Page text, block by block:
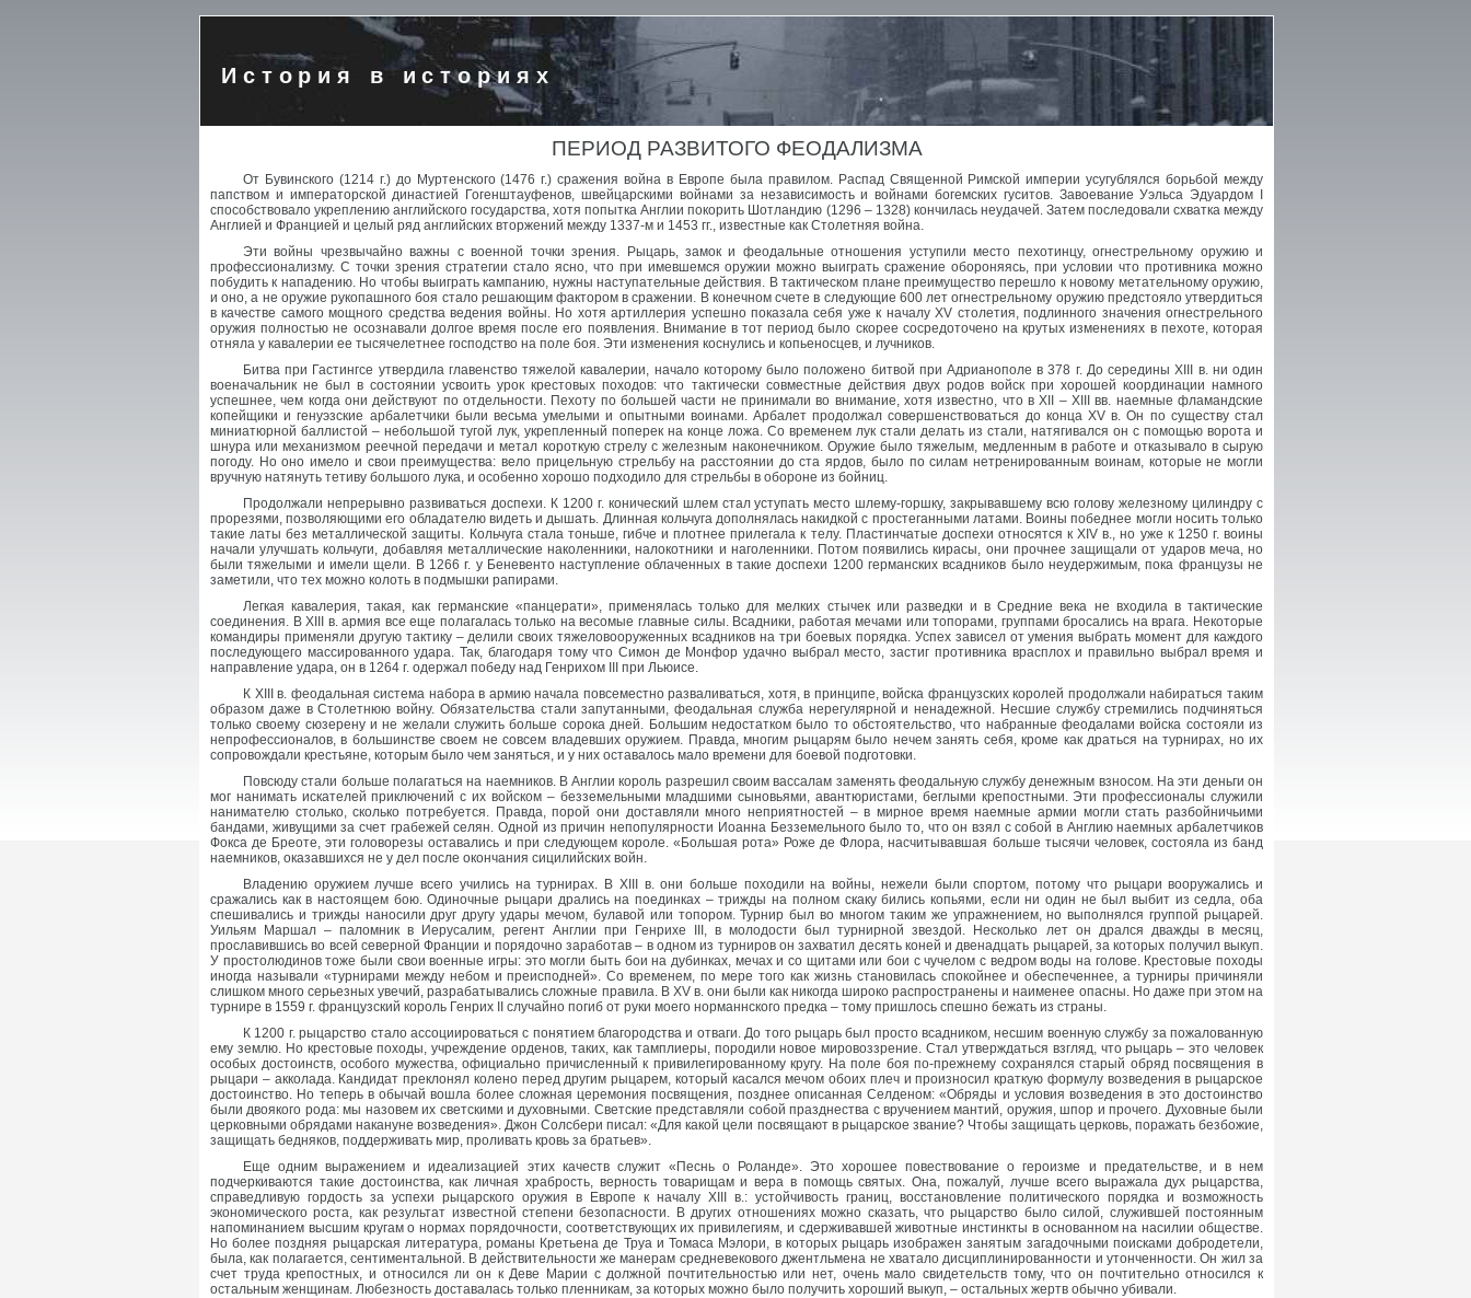
История в историях
ПЕРИОД РАЗВИТОГО ФЕОДАЛИЗМА
От Бувинского (1214 г.) до Муртенского (1476 г.) сражения война в Европе была правилом. Распад Священной Римской империи усугублялся борьбой между
папством и императорской династией Гогенштауфенов, швейцарскими войнами за независимость и войнами богемских гуситов. Завоевание Уэльса Эдуардом I
способствовало укреплению английского государства, хотя попытка Англии покорить Шотландию (1296 – 1328) кончилась неудачей. Затем последовали схватка между
Англией и Францией и целый ряд английских вторжений между 1337-м и 1453 гг., известные как Столетняя война.
Эти войны чрезвычайно важны с военной точки зрения. Рыцарь, замок и феодальные отношения уступили место пехотинцу, огнестрельному оружию и
профессионализму. С точки зрения стратегии стало ясно, что при имевшемся оружии можно выиграть сражение обороняясь, при условии что противника можно
побудить к нападению. Но чтобы выиграть кампанию, нужны наступательные действия. В тактическом плане преимущество перешло к новому метательному оружию,
и оно, а не оружие рукопашного боя стало решающим фактором в сражении. В конечном счете в следующие 600 лет огнестрельному оружию предстояло утвердиться
в качестве самого мощного средства ведения войны. Но хотя артиллерия успешно показала себя уже к началу XV столетия, подлинного значения огнестрельного
оружия полностью не осознавали долгое время после его появления. Внимание в тот период было скорее сосредоточено на крутых изменениях в пехоте, которая
отняла у кавалерии ее тысячелетнее господство на поле боя. Эти изменения коснулись и копьеносцев, и лучников.
Битва при Гастингсе утвердила главенство тяжелой кавалерии, начало которому было положено битвой при Адрианополе в 378 г. До середины XIII в. ни один
военачальник не был в состоянии усвоить урок крестовых походов: что тактически совместные действия двух родов войск при хорошей координации намного
успешнее, чем когда они действуют по отдельности. Пехоту по большей части не принимали во внимание, хотя известно, что в XII – XIII вв. наемные фламандские
копейщики и генуэзские арбалетчики были весьма умелыми и опытными воинами. Арбалет продолжал совершенствоваться до конца XV в. Он по существу стал
миниатюрной баллистой – небольшой тугой лук, укрепленный поперек на конце ложа. Со временем лук стали делать из стали, натягивался он с помощью ворота и
шнура или механизмом реечной передачи и метал короткую стрелу с железным наконечником. Оружие было тяжелым, медленным в работе и отказывало в сырую
погоду. Но оно имело и свои преимущества: вело прицельную стрельбу на расстоянии до ста ярдов, было по силам нетренированным воинам, которые не могли
вручную натянуть тетиву большого лука, и особенно хорошо подходило для стрельбы в обороне из бойниц.
Продолжали непрерывно развиваться доспехи. К 1200 г. конический шлем стал уступать место шлему-горшку, закрывавшему всю голову железному цилиндру с
прорезями, позволяющими его обладателю видеть и дышать. Длинная кольчуга дополнялась накидкой с простеганными латами. Воины победнее могли носить только
такие латы без металлической защиты. Кольчуга стала тоньше, гибче и плотнее прилегала к телу. Пластинчатые доспехи относятся к XIV в., но уже к 1250 г. воины
начали улучшать кольчуги, добавляя металлические наколенники, налокотники и наголенники. Потом появились кирасы, они прочнее защищали от ударов меча, но
были тяжелыми и имели щели. В 1266 г. у Беневенто наступление облаченных в такие доспехи 1200 германских всадников было неудержимым, пока французы не
заметили, что тех можно колоть в подмышки рапирами.
Легкая кавалерия, такая, как германские «панцерати», применялась только для мелких стычек или разведки и в Средние века не входила в тактические
соединения. В XIII в. армия все еще полагалась только на весомые главные силы. Всадники, работая мечами или топорами, группами бросались на врага. Некоторые
командиры применяли другую тактику – делили своих тяжеловооруженных всадников на три боевых порядка. Успех зависел от умения выбрать момент для каждого
последующего массированного удара. Так, благодаря тому что Симон де Монфор удачно выбрал место, застиг противника врасплох и правильно выбрал время и
направление удара, он в 1264 г. одержал победу над Генрихом III при Льюисе.
К XIII в. феодальная система набора в армию начала повсеместно разваливаться, хотя, в принципе, войска французских королей продолжали набираться таким
образом даже в Столетнюю войну. Обязательства стали запутанными, феодальная служба нерегулярной и ненадежной. Несшие службу стремились подчиняться
только своему сюзерену и не желали служить больше сорока дней. Большим недостатком было то обстоятельство, что набранные феодалами войска состояли из
непрофессионалов, в большинстве своем не совсем владевших оружием. Правда, многим рыцарям было нечем занять себя, кроме как драться на турнирах, но их
сопровождали крестьяне, которым было чем заняться, и у них оставалось мало времени для боевой подготовки.
Повсюду стали больше полагаться на наемников. В Англии король разрешил своим вассалам заменять феодальную службу денежным взносом. На эти деньги он
мог нанимать искателей приключений с их войском – безземельными младшими сыновьями, авантюристами, беглыми крепостными. Эти профессионалы служили
нанимателю столько, сколько потребуется. Правда, порой они доставляли много неприятностей – в мирное время наемные армии могли стать разбойничьими
бандами, живущими за счет грабежей селян. Одной из причин непопулярности Иоанна Безземельного было то, что он взял с собой в Англию наемных арбалетчиков
Фокса де Бреоте, эти головорезы оставались и при следующем короле. «Большая рота» Роже де Флора, насчитывавшая больше тысячи человек, состояла из банд
наемников, оказавшихся не у дел после окончания сицилийских войн.
Владению оружием лучше всего учились на турнирах. В XIII в. они больше походили на войны, нежели были спортом, потому что рыцари вооружались и
сражались как в настоящем бою. Одиночные рыцари дрались на поединках – трижды на полном скаку бились копьями, если ни один не был выбит из седла, оба
спешивались и трижды наносили друг другу удары мечом, булавой или топором. Турнир был во многом таким же упражнением, но выполнялся группой рыцарей.
Уильям Маршал – паломник в Иерусалим, регент Англии при Генрихе III, в молодости был турнирной звездой. Несколько лет он дрался дважды в месяц,
прославившись во всей северной Франции и порядочно заработав – в одном из турниров он захватил десять коней и двенадцать рыцарей, за которых получил выкуп.
У простолюдинов тоже были свои военные игры: это могли быть бои на дубинках, мечах и со щитами или бои с чучелом с ведром воды на голове. Крестовые походы
иногда называли «турнирами между небом и преисподней». Со временем, по мере того как жизнь становилась спокойнее и обеспеченнее, а турниры причиняли
слишком много серьезных увечий, разрабатывались сложные правила. В XV в. они были как никогда широко распространены и наименее опасны. Но даже при этом на
турнире в 1559 г. французский король Генрих II случайно погиб от руки моего норманнского предка – тому пришлось спешно бежать из страны.
К 1200 г. рыцарство стало ассоциироваться с понятием благородства и отваги. До того рыцарь был просто всадником, несшим военную службу за пожалованную
ему землю. Но крестовые походы, учреждение орденов, таких, как тамплиеры, породили новое мировоззрение. Стал утверждаться взгляд, что рыцарь – это человек
особых достоинств, особого мужества, официально причисленный к привилегированному кругу. На поле боя по-прежнему сохранялся старый обряд посвящения в
рыцари – акколада. Кандидат преклонял колено перед другим рыцарем, который касался мечом обоих плеч и произносил краткую формулу возведения в рыцарское
достоинство. Но теперь в обычай вошла более сложная церемония посвящения, позднее описанная Селденом: «Обряды и условия возведения в это достоинство
были двоякого рода: мы назовем их светскими и духовными. Светские представляли собой празднества с вручением мантий, оружия, шпор и прочего. Духовные были
церковными обрядами накануне возведения». Джон Солсбери писал: «Для какой цели посвящают в рыцарское звание? Чтобы защищать церковь, поражать безбожие,
защищать бедняков, поддерживать мир, проливать кровь за братьев».
Еще одним выражением и идеализацией этих качеств служит «Песнь о Роланде». Это хорошее повествование о героизме и предательстве, и в нем
подчеркиваются такие достоинства, как личная храбрость, верность товарищам и вера в помощь святых. Она, пожалуй, лучше всего выражала дух рыцарства,
справедливую гордость за успехи рыцарского оружия в Европе к началу XIII в.: устойчивость границ, восстановление политического порядка и возможность
экономического роста, как результат известной степени безопасности. В других отношениях можно сказать, что рыцарство было силой, служившей постоянным
напоминанием высшим кругам о нормах порядочности, соответствующих их привилегиям, и сдерживавшей животные инстинкты в основанном на насилии обществе.
Но более поздняя рыцарская литература, романы Кретьена де Труа и Томаса Мэлори, в которых рыцарь изображен занятым загадочными поисками добродетели,
была, как полагается, сентиментальной. В действительности же манерам средневекового джентльмена не хватало дисциплинированности и утонченности. Он жил за
счет труда крепостных, и относился ли он к Деве Марии с должной почтительностью или нет, очень мало свидетельств тому, что он почтительно относился к
остальным женщинам. Любезность доставалась только пленникам, за которых можно было получить хороший выкуп, – остальных жертв обычно убивали.